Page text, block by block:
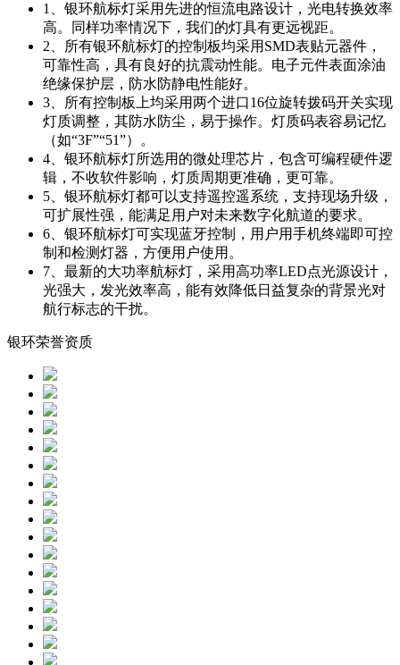
1、 银环航标灯采用先进的恒流电路设计，光电转换效率
高。同样功率情况下，我们的灯具有更远视距。
2、 所有银环航标灯的控制板均采用SMD表贴元器件，
可靠性高，具有良好的抗震动性能。电子元件表面涂油
绝缘保护层，防水防静电性能好。
3、 所有控制板上均采用两个进口16位旋转拨码开关实现
灯质调整，其防水防尘，易于操作。灯质码表容易记忆
（如“3F”“51”）。
4、 银环航标灯所选用的微处理芯片，包含可编程硬件逻
辑，不收软件影响，灯质周期更准确，更可靠。
5、 银环航标灯都可以支持遥控遥系统，支持现场升级，
可扩展性强，能满足用户对未来数字化航道的要求。
6、 银环航标灯可实现蓝牙控制，用户用手机终端即可控
制和检测灯器，方便用户使用。
7、 最新的大功率航标灯，采用高功率LED点光源设计，
光强大，发光效率高，能有效降低日益复杂的背景光对
航行标志的干扰。
银环荣誉资质